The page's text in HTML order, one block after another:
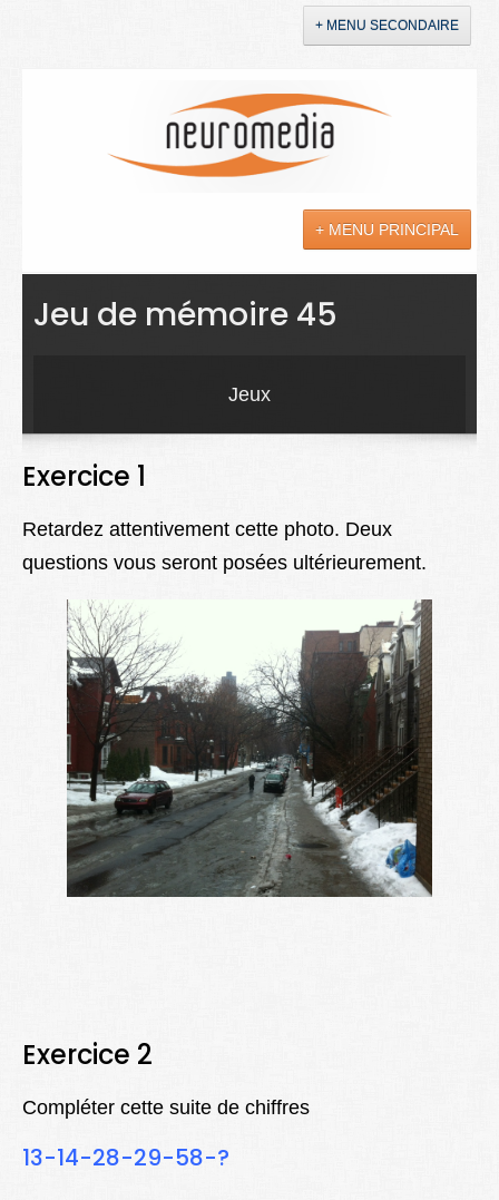
+ MENU SECONDAIRE
+ MENU PRINCIPAL
Actualités
Soins
Droit
Lexique
Better Health
Jeu de mémoire 45
Jeux
Exercice 1
Retardez attentivement cette photo. Deux
questions vous seront posées ultérieurement.
Exercice 2
Compléter cette suite de chiffres
13-14-28-29-58-?